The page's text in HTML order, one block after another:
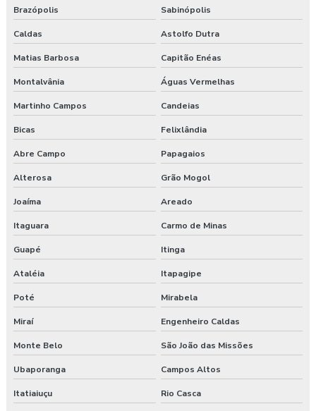
Brazópolis Sabinópolis
Caldas Astolfo Dutra
Matias Barbosa Capitão Enéas
Montalvânia Águas Vermelhas
Martinho Campos Candeias
Bicas Felixlândia
Abre Campo Papagaios
Alterosa Grão Mogol
Joaíma Areado
Itaguara Carmo de Minas
Guapé Itinga
Ataléia Itapagipe
Poté Mirabela
Miraí Engenheiro Caldas
Monte Belo São João das Missões
Ubaporanga Campos Altos
Itatiaiuçu Rio Casca